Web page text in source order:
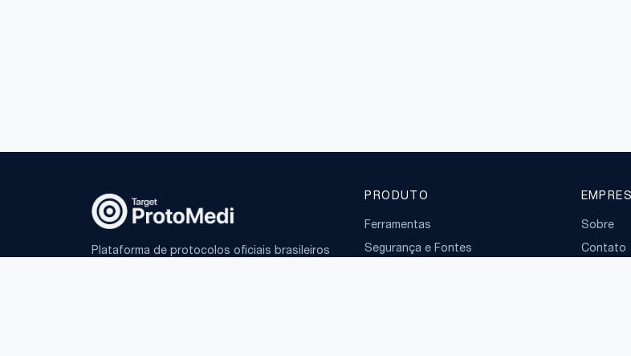
Plataforma de protocolos oficiais brasileiros
PRODUTO
Ferramentas
Segurança e Fontes
Sobre
Contato